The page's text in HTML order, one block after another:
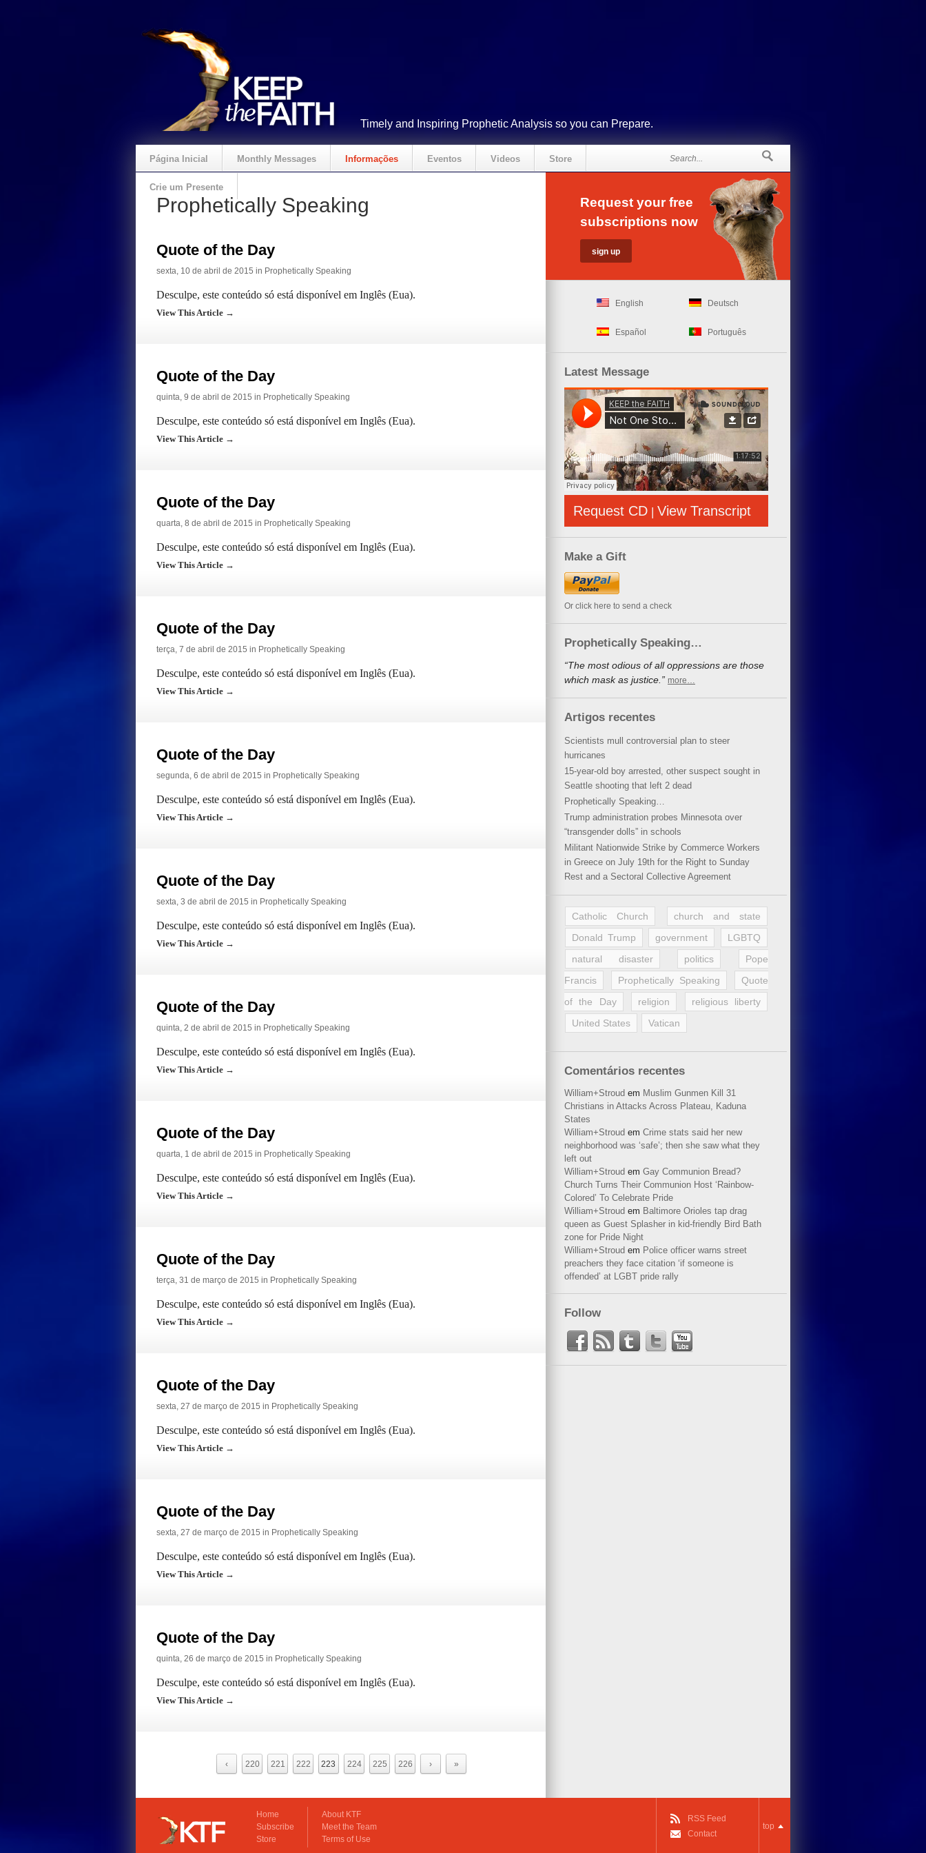
Timely and Inspiring Prophetic Analysis so you can Prepare.
Página Inicial Monthly Messages Informações Eventos Videos Store
Crie um Presente
Prophetically Speaking
Quote of the Day
sexta, 10 de abril de 2015 in Prophetically Speaking
Desculpe, este conteúdo só está disponível em Inglês (Eua).
View This Article →
Quote of the Day
quinta, 9 de abril de 2015 in Prophetically Speaking
Desculpe, este conteúdo só está disponível em Inglês (Eua).
View This Article →
Quote of the Day
quarta, 8 de abril de 2015 in Prophetically Speaking
Desculpe, este conteúdo só está disponível em Inglês (Eua).
View This Article →
Quote of the Day
terça, 7 de abril de 2015 in Prophetically Speaking
Desculpe, este conteúdo só está disponível em Inglês (Eua).
View This Article →
Quote of the Day
segunda, 6 de abril de 2015 in Prophetically Speaking
Desculpe, este conteúdo só está disponível em Inglês (Eua).
View This Article →
Quote of the Day
sexta, 3 de abril de 2015 in Prophetically Speaking
Desculpe, este conteúdo só está disponível em Inglês (Eua).
View This Article →
Quote of the Day
quinta, 2 de abril de 2015 in Prophetically Speaking
Desculpe, este conteúdo só está disponível em Inglês (Eua).
View This Article →
Quote of the Day
quarta, 1 de abril de 2015 in Prophetically Speaking
Desculpe, este conteúdo só está disponível em Inglês (Eua).
View This Article →
Quote of the Day
terça, 31 de março de 2015 in Prophetically Speaking
Desculpe, este conteúdo só está disponível em Inglês (Eua).
View This Article →
Quote of the Day
sexta, 27 de março de 2015 in Prophetically Speaking
Desculpe, este conteúdo só está disponível em Inglês (Eua).
View This Article →
Quote of the Day
sexta, 27 de março de 2015 in Prophetically Speaking
Desculpe, este conteúdo só está disponível em Inglês (Eua).
View This Article →
Quote of the Day
quinta, 26 de março de 2015 in Prophetically Speaking
Desculpe, este conteúdo só está disponível em Inglês (Eua).
View This Article →
‹ 220 221 222 223 224 225 226 › »
Request your free
subscriptions now
English Deutsch
Español Português
Latest Message
Request CD | View Transcript
Make a Gift
Or click here to send a check
Prophetically Speaking…
“The most odious of all oppressions are those
which mask as justice.” more…
Artigos recentes
Scientists mull controversial plan to steer
hurricanes
15-year-old boy arrested, other suspect sought in
Seattle shooting that left 2 dead
Prophetically Speaking…
Trump administration probes Minnesota over
“transgender dolls” in schools
Militant Nationwide Strike by Commerce Workers
in Greece on July 19th for the Right to Sunday
Rest and a Sectoral Collective Agreement
Catholic Church
church and state
Donald Trump
government
LGBTQ
natural disaster
politics
Pope
Francis
Prophetically Speaking
Quote
of the Day
religion
religious liberty
United States
Vatican
Comentários recentes
William+Stroud em Muslim Gunmen Kill 31
Christians in Attacks Across Plateau, Kaduna
States
William+Stroud em Crime stats said her new
neighborhood was ‘safe’; then she saw what they
left out
William+Stroud em Gay Communion Bread?
Church Turns Their Communion Host ‘Rainbow-
Colored’ To Celebrate Pride
William+Stroud em Baltimore Orioles tap drag
queen as Guest Splasher in kid-friendly Bird Bath
zone for Pride Night
William+Stroud em Police officer warns street
preachers they face citation ‘if someone is
offended’ at LGBT pride rally
Follow
Home
Subscribe
Store
About KTF
Meet the Team
Terms of Use
RSS Feed
Contact
top